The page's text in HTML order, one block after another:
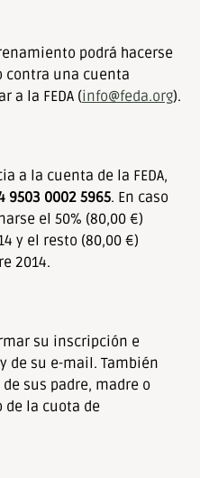
podrá hacerse
una cuenta
a la FEDA (info@feda.org).
a la cuenta de la FEDA,
9503 0002 5965. En caso
el 50% (80,00 €)
y el resto (80,00 €)
2014.
su inscripción e
de su e-mail. También
sus padre, madre o
de la cuota de